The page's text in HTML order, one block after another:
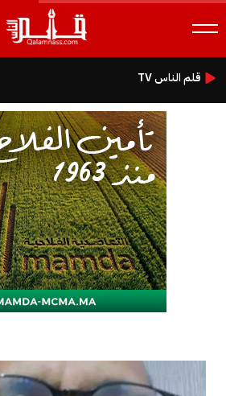
قلم الناس TV